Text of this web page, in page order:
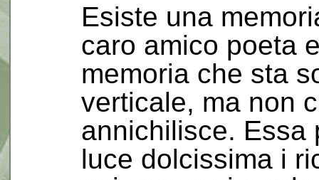
Esiste una
caro amico poeta
memoria che sta
verticale, ma non
annichilisce. Essa
luce dolcissima i